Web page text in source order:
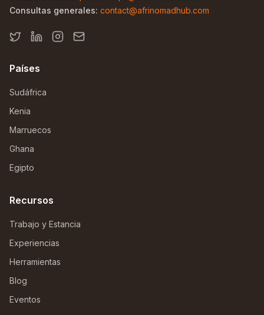
Consultas generales: contact@afrinomadhub.com
Países
Sudáfrica
Kenia
Marruecos
Ghana
Egipto
Recursos
Trabajo y Estancia
Experiencias
Herramientas
Blog
Eventos